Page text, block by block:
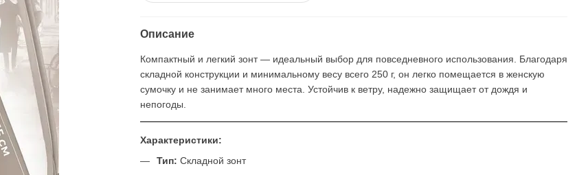
Описание
Компактный и легкий зонт — идеальный выбор для повседневного использования. Благодаря
складной конструкции и минимальному весу всего 250 г, он легко помещается в женскую
сумочку и не занимает много места. Устойчив к ветру, надежно защищает от дождя и
непогоды.
Характеристики:
Тип: Складной зонт